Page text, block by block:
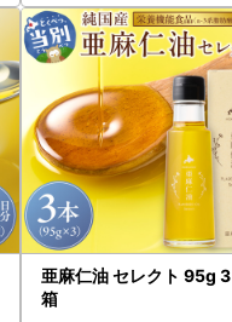
亜麻仁油 セレクト 95g 3
箱